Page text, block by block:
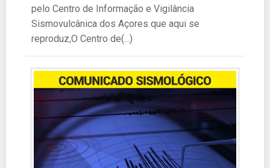
pelo Centro de Informação e Vigilância
Sismovulcânica dos Açores que aqui se
reproduz,O Centro de(...)